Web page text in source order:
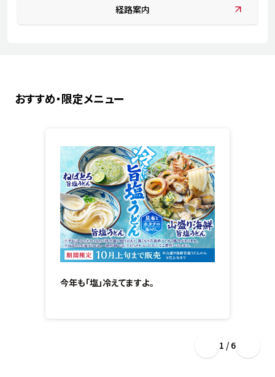
経路案内
おすすめ・限定メニュー
今年も「塩」冷えてますよ。
1 / 6